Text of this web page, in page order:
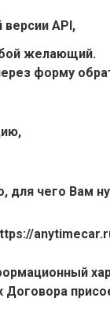
API,
желающий.
форму
для чего Вам